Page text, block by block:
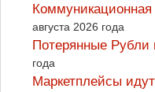
Коммуникационная
августа 2026 года
Потерянные
года
Маркетплейсы